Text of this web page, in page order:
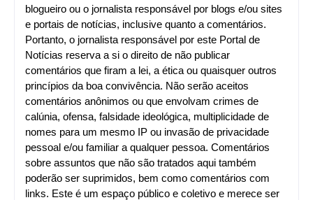
blogueiro ou o jornalista responsável por blogs e/ou sites
e portais de notícias, inclusive quanto a comentários.
Portanto, o jornalista responsável por este Portal de
Notícias reserva a si o direito de não publicar
comentários que firam a lei, a ética ou quaisquer outros
princípios da boa convivência. Não serão aceitos
comentários anônimos ou que envolvam crimes de
calúnia, ofensa, falsidade ideológica, multiplicidade de
nomes para um mesmo IP ou invasão de privacidade
pessoal e/ou familiar a qualquer pessoa. Comentários
sobre assuntos que não são tratados aqui também
poderão ser suprimidos, bem como comentários com
links. Este é um espaço público e coletivo e merece ser